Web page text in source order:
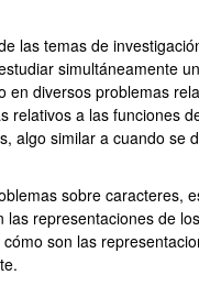
las temas de
simultáneamente
en diversos problemas
relativos a las funciones
algo similar a cuando se
sobre caracteres,
las representaciones de
son las